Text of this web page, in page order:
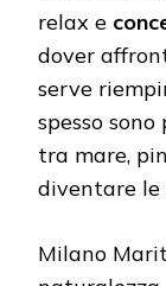
relax e
dover
serve
spesso
tra mare,
diventare le
Milano